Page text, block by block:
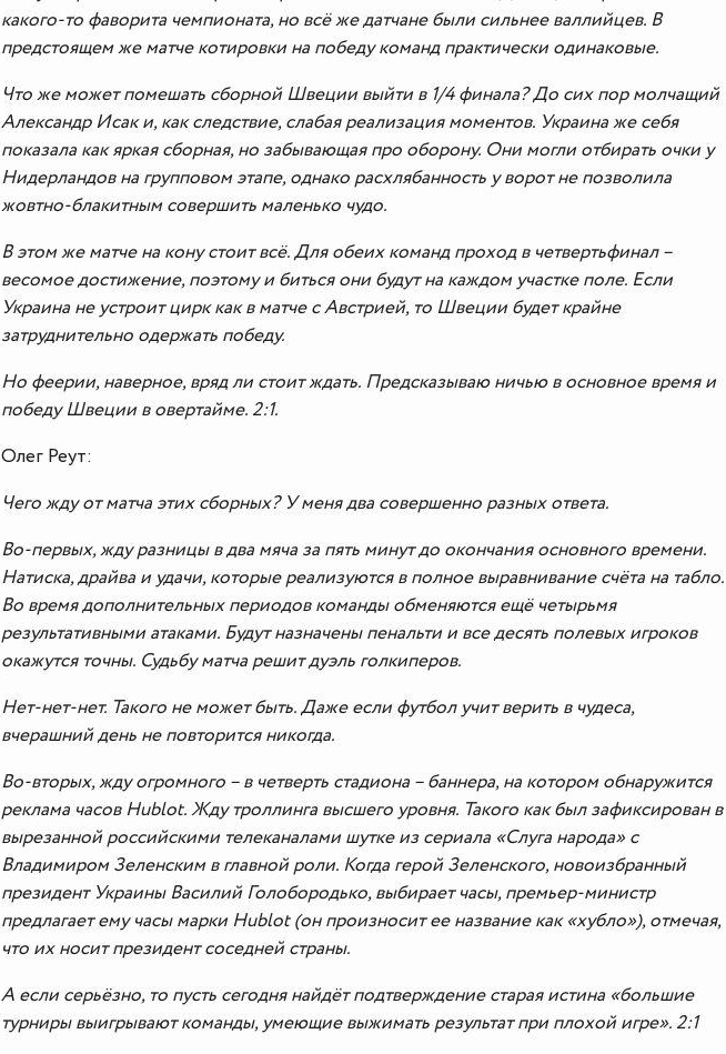
какого-то фаворита чемпионата, но всё же датчане были сильнее валлийцев. В
предстоящем же матче котировки на победу команд практически одинаковые.
Что же может помешать сборной Швеции выйти в 1/4 финала? До сих пор молчащий
Александр Исак и, как следствие, слабая реализация моментов. Украина же себя
показала как яркая сборная, но забывающая про оборону. Они могли отбирать очки у
Нидерландов на групповом этапе, однако расхлябанность у ворот не позволила
жовтно-блакитным совершить маленько чудо.
В этом же матче на кону стоит всё. Для обеих команд проход в четвертьфинал –
весомое достижение, поэтому и биться они будут на каждом участке поле. Если
Украина не устроит цирк как в матче с Австрией, то Швеции будет крайне
затруднительно одержать победу.
Но феерии, наверное, вряд ли стоит ждать. Предсказываю ничью в основное время и
победу Швеции в овертайме. 2:1.
Олег Реут:
Чего жду от матча этих сборных? У меня два совершенно разных ответа.
Во-первых, жду разницы в два мяча за пять минут до окончания основного времени.
Натиска, драйва и удачи, которые реализуются в полное выравнивание счёта на табло.
Во время дополнительных периодов команды обменяются ещё четырьмя
результативными атаками. Будут назначены пенальти и все десять полевых игроков
окажутся точны. Судьбу матча решит дуэль голкиперов.
Нет-нет-нет. Такого не может быть. Даже если футбол учит верить в чудеса,
вчерашний день не повторится никогда.
Во-вторых, жду огромного – в четверть стадиона – баннера, на котором обнаружится
реклама часов Hublot. Жду троллинга высшего уровня. Такого как был зафиксирован в
вырезанной российскими телеканалами шутке из сериала «Слуга народа» с
Владимиром Зеленским в главной роли. Когда герой Зеленского, новоизбранный
президент Украины Василий Голобородько, выбирает часы, премьер-министр
предлагает ему часы марки Hublot (он произносит ее название как «хубло»), отмечая,
что их носит президент соседней страны.
А если серьёзно, то пусть сегодня найдёт подтверждение старая истина «большие
турниры выигрывают команды, умеющие выжимать результат при плохой игре». 2:1